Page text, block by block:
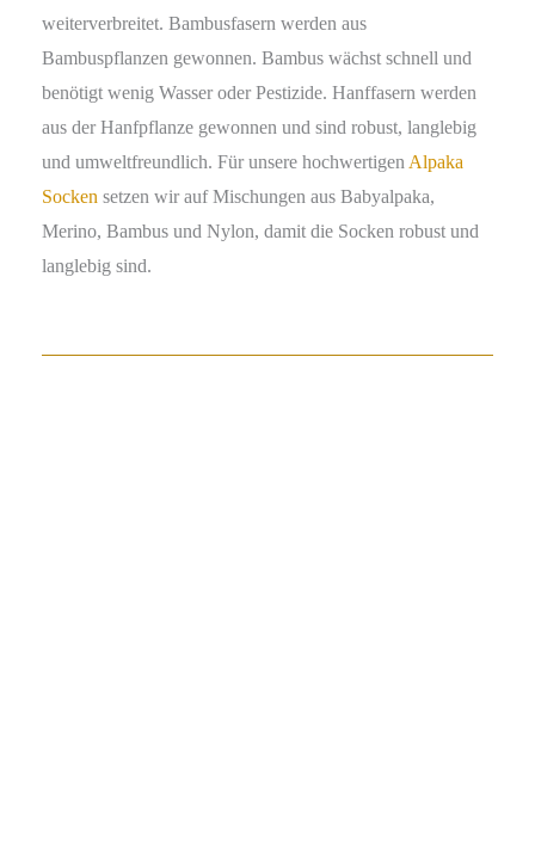
weiterverbreitet. Bambusfasern werden aus
Bambuspflanzen gewonnen. Bambus wächst schnell und
benötigt wenig Wasser oder Pestizide. Hanffasern werden
aus der Hanfpflanze gewonnen und sind robust, langlebig
und umweltfreundlich. Für unsere hochwertigen Alpaka
Socken setzen wir auf Mischungen aus Babyalpaka,
Merino, Bambus und Nylon, damit die Socken robust und
langlebig sind.